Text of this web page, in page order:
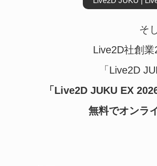
そ
Live2D社創
「Live2D
「Live2D JUKU EX
無料でオンラ